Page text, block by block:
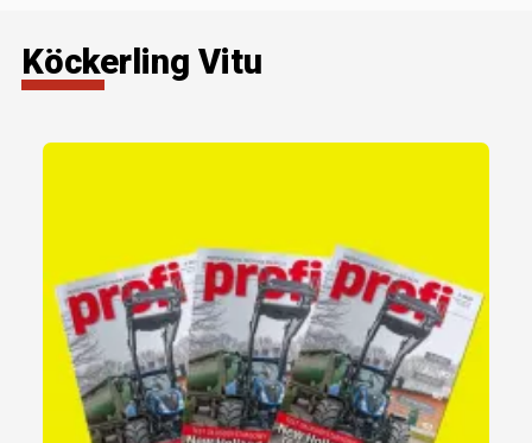
Köckerling Vitu